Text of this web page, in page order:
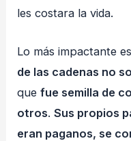
les costara la vida.
Lo más impactante
de las cadenas no
quefue semilla de
otros.Sus propios
eran paganos, se